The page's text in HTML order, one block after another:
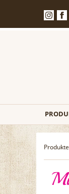
Produkte